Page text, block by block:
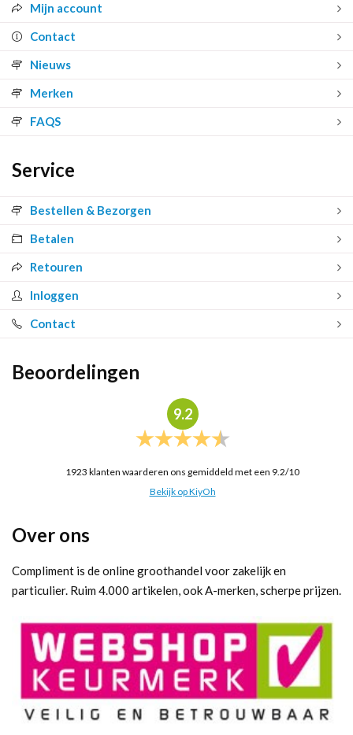
Mijn account
Contact
Nieuws
Merken
FAQS
Service
Bestellen & Bezorgen
Betalen
Retouren
Inloggen
Contact
Beoordelingen
9.2
1923 klanten waarderen ons gemiddeld met een 9.2/10
Bekijk op KiyOh
Over ons
Compliment is de online groothandel voor zakelijk en
particulier. Ruim 4.000 artikelen, ook A-merken, scherpe prijzen.